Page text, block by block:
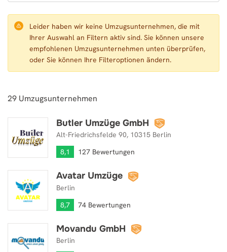
Leider haben wir keine Umzugsunternehmen, die mit
Ihrer Auswahl an Filtern aktiv sind. Sie können unsere
empfohlenen Umzugsunternehmen unten überprüfen,
oder Sie können Ihre Filteroptionen ändern.
29 Umzugsunternehmen
Butler Umzüge GmbH
Alt-Friedrichsfelde 90, 10315 Berlin
8,1
127 Bewertungen
Butler Umzüge GmbH
Avatar Umzüge
Berlin
8,7
74 Bewertungen
Avatar Umzüge
Movandu GmbH
Berlin
Movandu GmbH